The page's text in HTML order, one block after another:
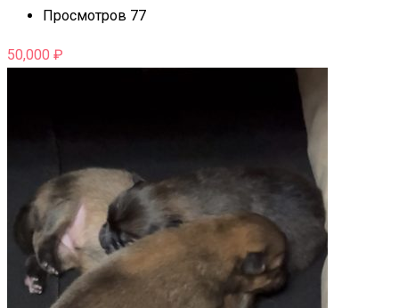
Просмотров 77
50,000 ₽